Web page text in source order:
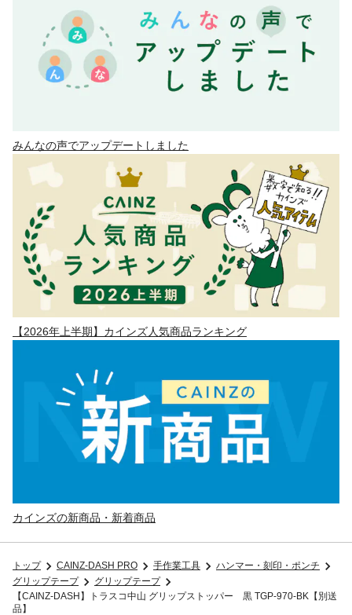
みんなの声でアップデートしました
【2026年上半期】カインズ人気商品ランキング
カインズの新商品・新着商品
トップ CAINZ-DASH PRO 手作業工具
ハンマー・刻印・ポンチ
グリップテープ
グリップテープ
【CAINZ-DASH】トラスコ中山 グリップストッパー 黒 TGP-970-BK【別送
品】